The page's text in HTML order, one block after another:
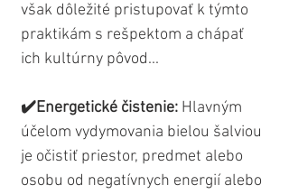
však dôležité pristupovať k týmto
praktikám s rešpektom a chápať
ich kultúrny pôvod...
✔️Energetické čistenie: Hlavným
účelom vydymovania bielou šalviou
je očistiť priestor, predmet alebo
osobu od negatívnych energií alebo